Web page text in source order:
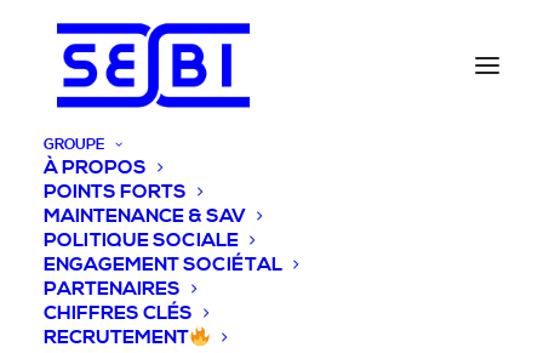
GROUPE
À PROPOS
POINTS FORTS
MAINTENANCE & SAV
POLITIQUE SOCIALE
ENGAGEMENT SOCIÉTAL
PARTENAIRES
CHIFFRES CLÉS
RECRUTEMENT